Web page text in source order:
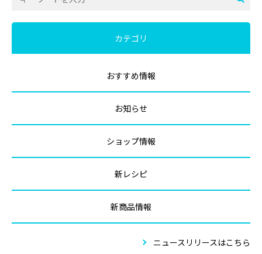
カテゴリ
おすすめ情報
お知らせ
ショップ情報
新レシピ
新商品情報
ニュースリリースはこちら